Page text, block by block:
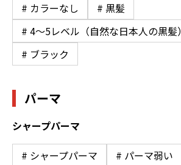
# カラーなし
# 黒髪
# 4〜5レベル（自然な日本人の黒髪）
# ブラック
パーマ
シャープパーマ
# シャープパーマ # パーマ弱い